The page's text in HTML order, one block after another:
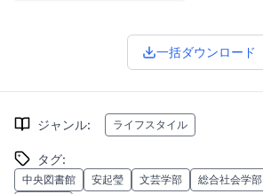
一括ダウンロード
ジャンル: ライフスタイル
タグ:
中央図書館 安起瑩 文芸学部 総合社会学部